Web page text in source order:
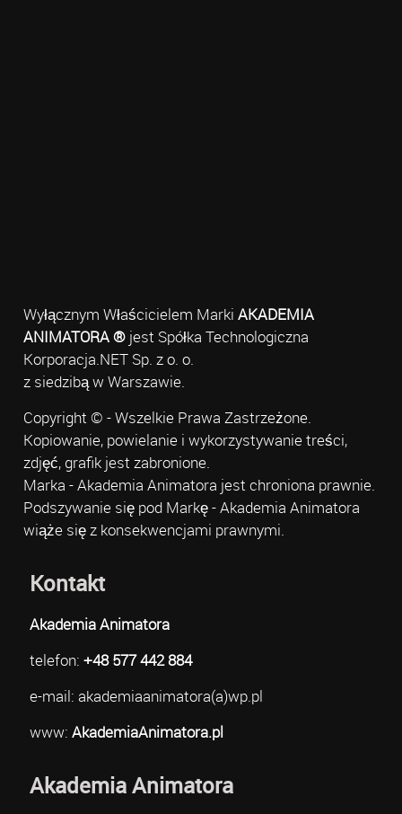
Wyłącznym Właścicielem Marki AKADEMIA
ANIMATORA ®jest Spółka Technologiczna
Korporacja.NET Sp. z o. o.
z siedzibą w Warszawie.
Copyright © - Wszelkie Prawa Zastrzeżone.
Kopiowanie, powielanie i wykorzystywanie treści,
zdjęć, grafik jest zabronione.
Marka - Akademia Animatora jest chroniona prawnie.
Podszywanie się pod Markę - Akademia Animatora
wiąże się z konsekwencjami prawnymi.
Kontakt
Akademia Animatora
telefon: +48 577 442 884
e-mail: akademiaanimatora(a)wp.pl
www: AkademiaAnimatora.pl
Akademia Animatora